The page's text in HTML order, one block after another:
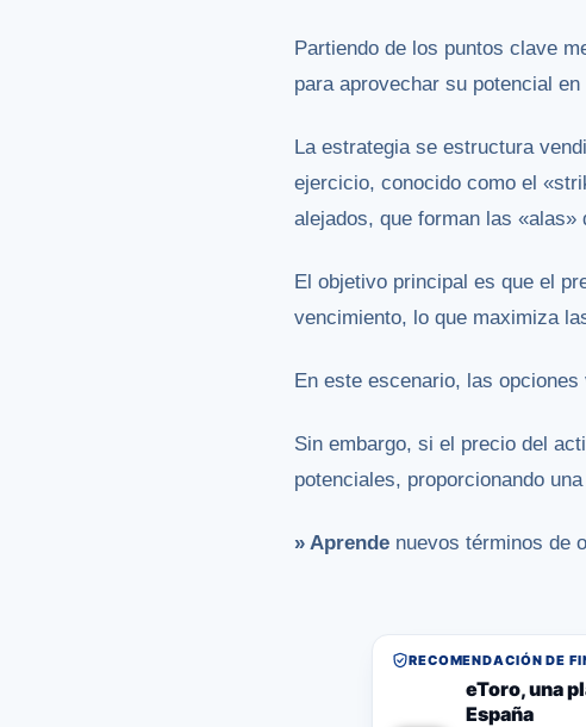
Partiendo de los puntos clave
para aprovechar su potencial
La estrategia se estructura
ejercicio, conocido como el
alejados, que forman las «alas»
El objetivo principal es que el
vencimiento, lo que maximiza
En este escenario, las
Sin embargo, si el precio del
potenciales, proporcionando
» Aprende nuevos términos de
RECOMENDACIÓN DE
eToro, una
España